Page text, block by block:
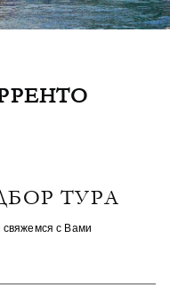
ТУРА
свяжемся с Вами